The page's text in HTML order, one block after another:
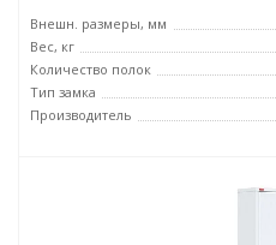
Внешн. размеры, мм
Вес, кг
Количество полок
Тип замка
Производитель